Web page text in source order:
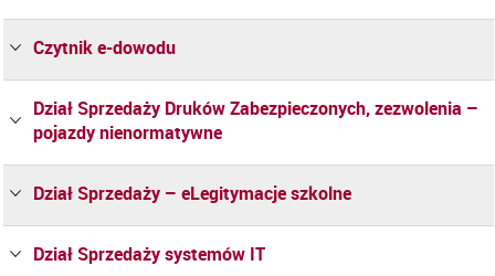
Czytnik e-dowodu
Dział Sprzedaży Druków Zabezpieczonych, zezwolenia –
pojazdy nienormatywne
Dział Sprzedaży – eLegitymacje szkolne
Dział Sprzedaży systemów IT